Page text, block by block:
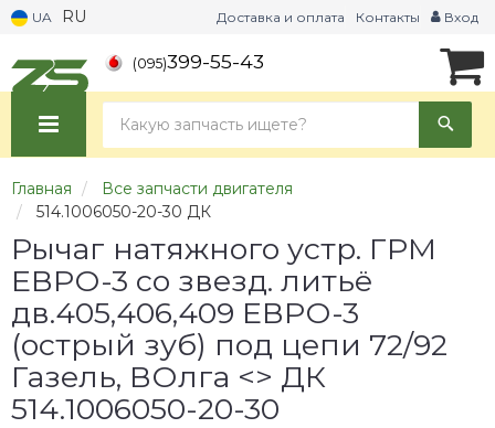
UA RU Доставка и оплата Контакты Вход
(095)399-55-43
Главная
Все запчасти двигателя
514.1006050-20-30 ДК
Рычаг натяжного устр. ГРМ
ЕВРО-3 со звезд. литьё
дв.405,406,409 ЕВРО-3
(острый зуб) под цепи 72/92
Газель, ВОлга <> ДК
514.1006050-20-30